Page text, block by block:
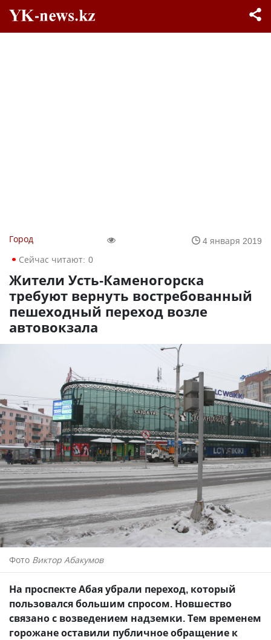
Город
4 января 2019
Сейчас читают: 0
Жители Усть-Каменогорска
требуют вернуть востребованный
пешеходный переход возле
автовокзала
Фото Виктор Абакумов
На проспекте Абая убрали переход, который
пользовался большим спросом. Новшество
связано с возведением надземки. Тем временем
горожане оставили публичное обращение к